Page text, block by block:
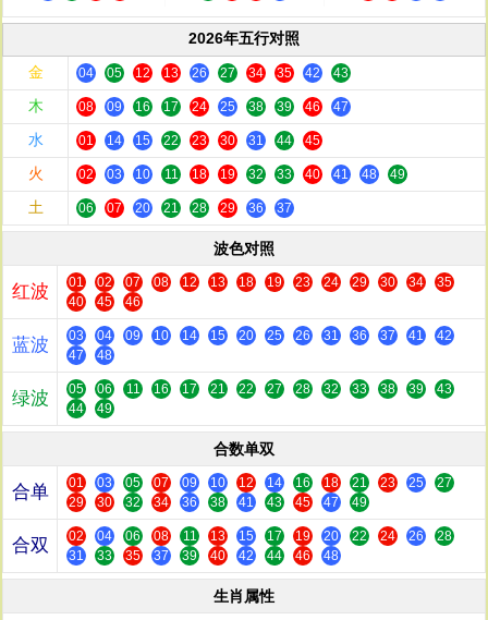
2026年五行对照
金
04 05 12 13 26 27 34 35 42 43
木 08 09 16 17 24 25 38 39 46 47
水 01 14 15 22 23 30 31 44 45
火 02 03 10 11 18 19 32 33 40 41 48 49
土 06 07 20 21 28 29 36 37
波色对照
红波 01 02 07 08 12 13 18 19 23 24 29 30 34
35
40
45 46
蓝波 03 04 09 10 14 15 20 25 26 31 36 37 41
42
47
48
绿波 05 06 11 16 17 21 22 27 28 32 33 38 39
43
44
49
合数单双
合单 01 03 05 07 09 10 12 14 16 18 21 23 25
27
29
30 32 34 36 38 41 43 45 47 49
合双 02 04 06 08 11 13 15 17 19 20 22 24 26
28
31
33 35 37 39 40 42 44 46 48
生肖属性